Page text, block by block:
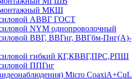
монтажный МКШ
АВВГ ГОСТ
NYM однопроволочный
ВВГ, ВВГнг, ВВГбм-Пнг(А)-
гибкий КГ,КВВГ,ПРС,РПШ
ППГнг
Micro CoaxiA+CuL